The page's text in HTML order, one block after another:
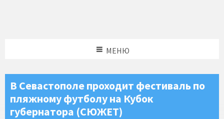
МЕНЮ
В Севастополе проходит фестиваль по
пляжному футболу на Кубок
губернатора (СЮЖЕТ)